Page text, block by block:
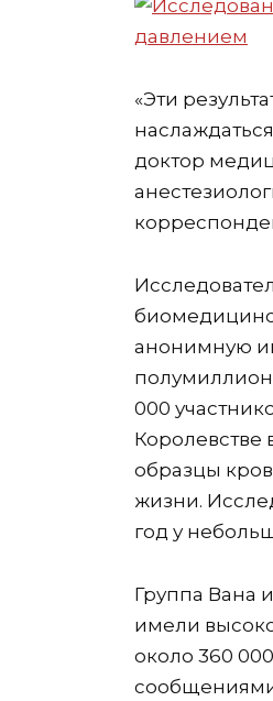
«Эти
доктор
анонимную
000
Королевстве
образцы
жизни.
год у
Группа Вана
имели
около 360